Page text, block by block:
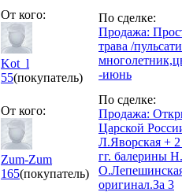
От кого:
Kot_l
55(покупатель)
По сделке:
Продажа:
трава /
-июнь
От кого:
Zum-Zum
165(покупатель)
По сделке:
Продажа:
Царской
Л.Яворская +
гг. балерины
оригинал.За 3